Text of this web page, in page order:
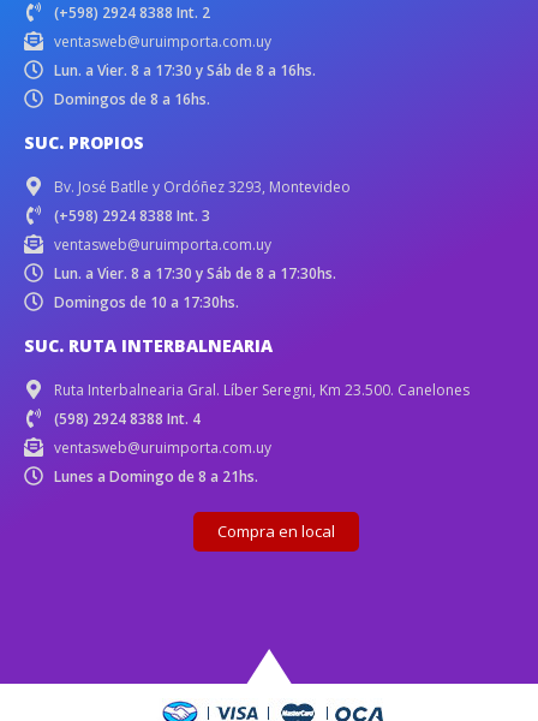
(+598) 2924 8388 Int. 2
ventasweb@uruimporta.com.uy
Lun. a Vier. 8 a 17:30 y Sáb de 8 a 16hs.
Domingos de 8 a 16hs.
SUC. PROPIOS
Bv. José Batlle y Ordóñez 3293, Montevideo
(+598) 2924 8388 Int. 3
ventasweb@uruimporta.com.uy
Lun. a Vier. 8 a 17:30 y Sáb de 8 a 17:30hs.
Domingos de 10 a 17:30hs.
SUC. RUTA INTERBALNEARIA
Ruta Interbalnearia Gral. Líber Seregni, Km 23.500. Canelones
(598) 2924 8388 Int. 4
ventasweb@uruimporta.com.uy
Lunes a Domingo de 8 a 21hs.
Compra en local